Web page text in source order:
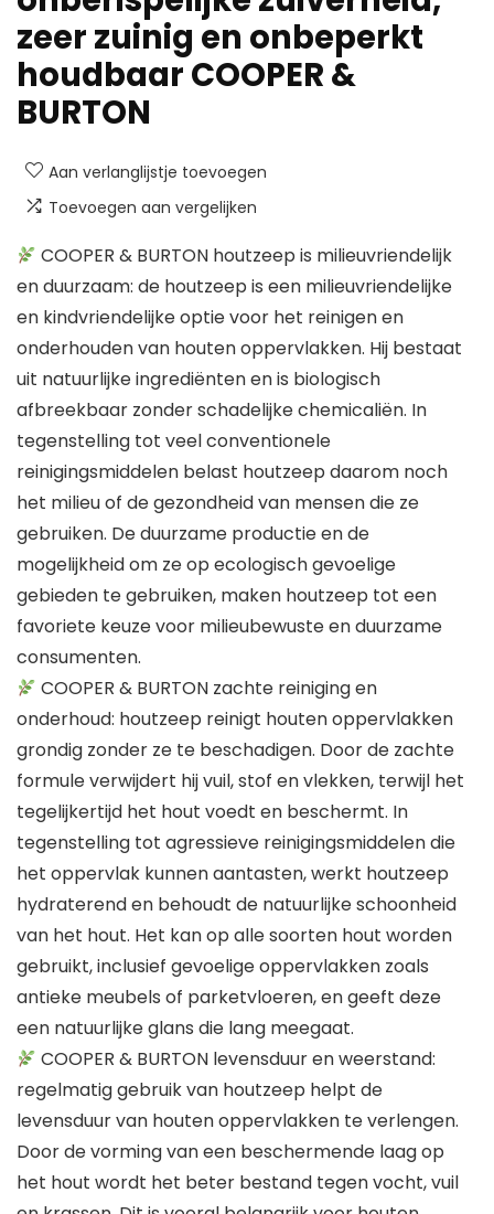
zeer zuinig en onbeperkt
houdbaar COOPER &
BURTON
Aan verlanglijstje toevoegen
Toevoegen aan vergelijken
COOPER & BURTON houtzeep is milieuvriendelijk
en duurzaam: de houtzeep is een milieuvriendelijke
en kindvriendelijke optie voor het reinigen en
onderhouden van houten oppervlakken. Hij bestaat
uit natuurlijke ingrediënten en is biologisch
afbreekbaar zonder schadelijke chemicaliën. In
tegenstelling tot veel conventionele
reinigingsmiddelen belast houtzeep daarom noch
het milieu of de gezondheid van mensen die ze
gebruiken. De duurzame productie en de
mogelijkheid om ze op ecologisch gevoelige
gebieden te gebruiken, maken houtzeep tot een
favoriete keuze voor milieubewuste en duurzame
consumenten.
COOPER & BURTON zachte reiniging en
onderhoud: houtzeep reinigt houten oppervlakken
grondig zonder ze te beschadigen. Door de zachte
formule verwijdert hij vuil, stof en vlekken, terwijl het
tegelijkertijd het hout voedt en beschermt. In
tegenstelling tot agressieve reinigingsmiddelen die
het oppervlak kunnen aantasten, werkt houtzeep
hydraterend en behoudt de natuurlijke schoonheid
van het hout. Het kan op alle soorten hout worden
gebruikt, inclusief gevoelige oppervlakken zoals
antieke meubels of parketvloeren, en geeft deze
een natuurlijke glans die lang meegaat.
COOPER & BURTON levensduur en weerstand:
regelmatig gebruik van houtzeep helpt de
levensduur van houten oppervlakken te verlengen.
Door de vorming van een beschermende laag op
het hout wordt het beter bestand tegen vocht, vuil